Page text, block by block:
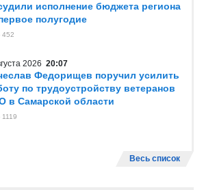
исполнение бюджета региона
полугодие
452
2026 20:07
Федорищев поручил усилить
по трудоустройству ветеранов
в Самарской области
1119
Весь список